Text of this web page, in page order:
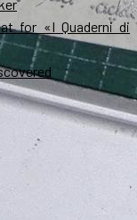
for «I Quaderni di